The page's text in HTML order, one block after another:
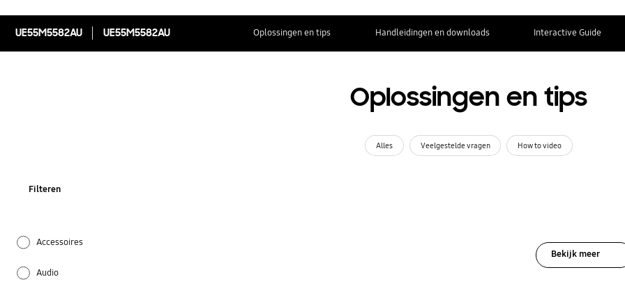
UE55M5582AU UE55M5582AU Oplossingen en tips Handleidingen en downloads Interactive Guide
Oplossingen en tips
Alles Veelgestelde vragen How to video
Filteren
Accessoires
Audio
Bekijk meer